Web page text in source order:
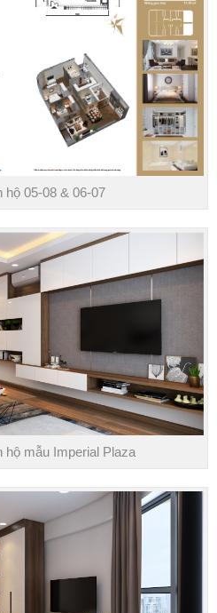
hộ 05-08 & 06-07
hộ mẫu Imperial Plaza